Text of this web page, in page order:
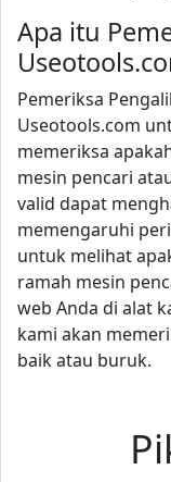
Apa itu
Pemeriksa
Useotools.com
memeriksa
mesin pencari
valid dapat
memengaruhi
untuk melihat
ramah mesin
web Anda di alat
kami akan
baik atau buruk.